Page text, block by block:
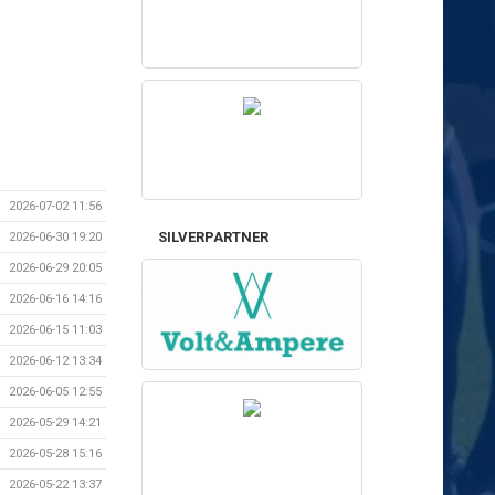
2026-07-02 11:56
2026-06-30 19:20
2026-06-29 20:05
2026-06-16 14:16
2026-06-15 11:03
2026-06-12 13:34
2026-06-05 12:55
2026-05-29 14:21
2026-05-28 15:16
2026-05-22 13:37
SILVERPARTNER